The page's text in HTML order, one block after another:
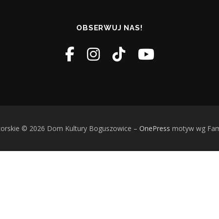
OBSERWUJ NAS!
© 2026 Dom Kultury Boguszowice – OnePress motyw wg